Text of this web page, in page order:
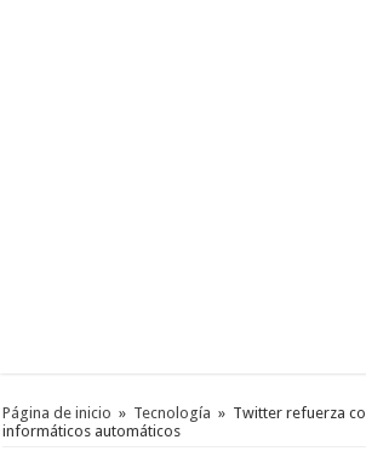
Página de inicio » Tecnología » Twitter refuerza
informáticos automáticos